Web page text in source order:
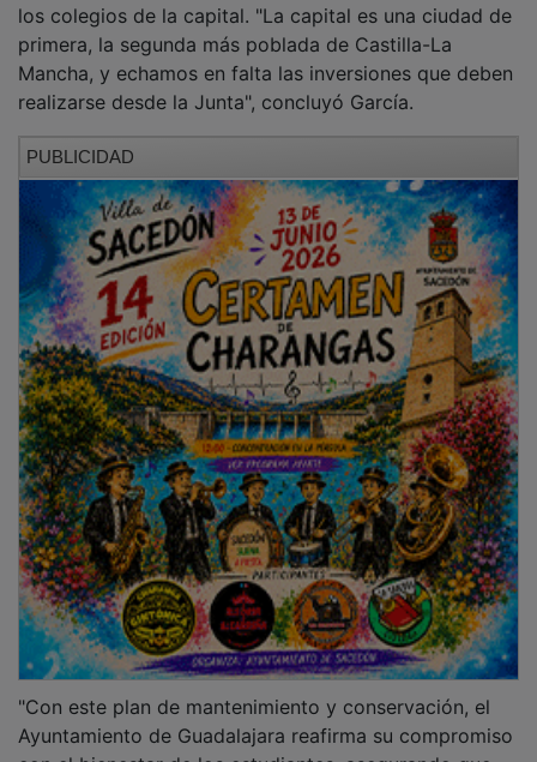
los colegios de la capital. "La capital es una ciudad de
primera, la segunda más poblada de Castilla-La
Mancha, y echamos en falta las inversiones que deben
realizarse desde la Junta", concluyó García.
PUBLICIDAD
"Con este plan de mantenimiento y conservación, el
Ayuntamiento de Guadalajara reafirma su compromiso